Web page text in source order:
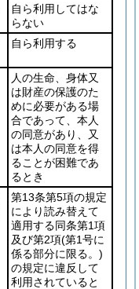
自ら利用してはな
らない
自ら利用する
人の生命、身体又
は財産の保護のた
めに必要がある場
合であって、本人
の同意があり、又
は本人の同意を得
ることが困難であ
るとき
第13条第5項の規定
により読み替えて
適用する同条第1項
及び第2項(第1号に
係る部分に限る。)
の規定に違反して
利用されていると